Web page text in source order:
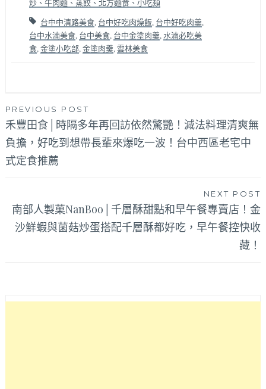
炒、牛肉麵、蒸餃、北方麵食、小吃類
台中中清路美食, 台中好吃肉燥飯 台中好吃肉羹
台中水湳美食, 台中美食, 台中金塗肉羹
水湳必吃美
食, 金塗小吃部 金塗肉羹 雲林美食
文
章
導
PREVIOUS POST
禾豐田食│時隔多年再回訪依然驚艷！減法料理清爽無
負擔，好吃到想帶長輩來爆吃一波！台中西區老宅中
式定食推薦
NEXT POST
南部人製菓NanBoo│千層酥甜點和早午餐專賣店！金
沙鮮蝦與菌菇炒蛋搭配千層酥都好吃，早午餐控快收
藏！